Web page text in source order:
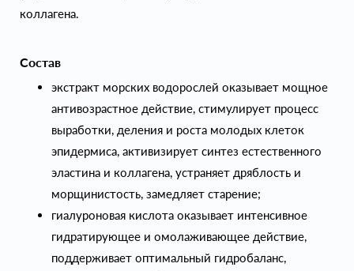
коллагена.
Состав
экстракт морских водорослей оказывает мощное
антивозрастное действие, стимулирует процесс
выработки, деления и роста молодых клеток
эпидермиса, активизирует синтез естественного
эластина и коллагена, устраняет дряблость и
морщинистость, замедляет старение;
гиалуроновая кислота оказывает интенсивное
гидратирующее и омолаживающее действие,
поддерживает оптимальный гидробаланс,